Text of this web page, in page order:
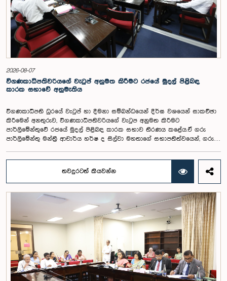
2026-08-07
විගණකාධිපතිවරියගේ වැටුප් අනුමත කිරීමට රජයේ මුදල් පිළිබඳ
කාරක සභාවේ අනුමැතිය
විගණකාධිපති ධුරයේ වැටුප් හා දීමනා සම්බන්ධයෙන් දීර්ඝ වශයෙන් සාකච්ඡා
කිරීමෙන් අනතුරුව, විගණකාධිපතිවරියගේ වැටුප අනුමත කිරීමට
පාර්ලිමේන්තුවේ රජයේ මුදල් පිළිබඳ කාරක සභාව තීරණය කළේය.ඒ ගරු
පාර්ලිමේන්තු මන්ත්‍රී ආචාර්ය හර්ෂ ද සිල්වා මහතාගේ සභාපතිත්වයෙන්, ගරු
බස්නායක, එම්.කේ.එම්. අස්ලම්, තිලිණ සමරකෝන් සහ චම්පික හෙට්ටිආරච්චි
යන මහත්ම මහත්මීන්ගේ සහභාගීත්වයෙන් මෙම කාරක සභාව
පාර්ලිමේන්තුවේදී පසුගියදා (04) රැස්වූ අවස්ථාවේදීය. ශ්‍රී ලංකා ප්‍රජාතාන්ත්‍රික
සමාජවාදී ජනරජයේ ආණ්ඩුක්‍රම ව්‍යවස්ථාවේ 153(2) ව්‍යවස්ථාව ප්‍රකාරව
විගණකාධිපති ධුරයේ වැටුප් සම්බන්ධයෙන් අදාළ යෝජනාව කාරක සභාවේ
අවධානයට යොමු කර තිබිණි.එහිදී විගණකාධිපතිවරියගේ වගකීම්, රාජ්‍ය මූල්‍ය
අධීක්ෂණය හා විගණන ක්ෂේත්‍රයේ ස්වාධීනත්වය ඇතුළු කරුණු සැලකිල්ලට
ගනිමින් වැටුප් මට්ටම පිළිබඳව කාරක සභා සභාපතිවරයා ඇතුළු මන්ත්‍රීවරුන්
විසින් අදහස් හා යෝජනා ඉදිරිපත් කරන ලදී. ආණ්ඩුක්‍රම ව්‍යස්ථාවේ 170 වෙනි
ව්‍යවස්ථාව ප්‍රකාරව විගණකාධිපති රාජ්‍ය සේවකයකු නොවන බවත් පවත්නා
රාජ්‍ය වැටුප් පරිමාණයෙන් බැහැරව විගණකාධිපතිවරයාගේ වැටුප සඳහා
විශේෂ සැලකිල්ලක් යොමු කළ හැකි බවත් මෙහිදි වැඩිදුරටත් අදහස් දක්වමින්
කාරක සභාව පවසා සිටියේය. යොජිත වැටුප, මීට පෙර සිටි
තවදුරටත් කියවන්න